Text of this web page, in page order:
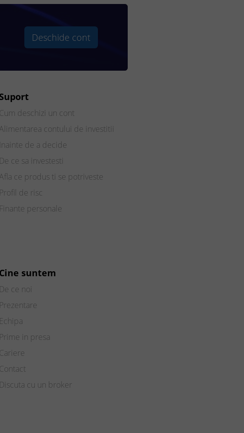
Deschide cont
Suport
Cum deschizi un cont
contului de investitii
Inainte de a decide
De ce sa investesti
ce produs ti se potriveste
Profil de risc
Finante personale
Cine suntem
De ce noi
Prezentare
Echipa
Prime in presa
Cariere
Contact
Discuta cu un broker